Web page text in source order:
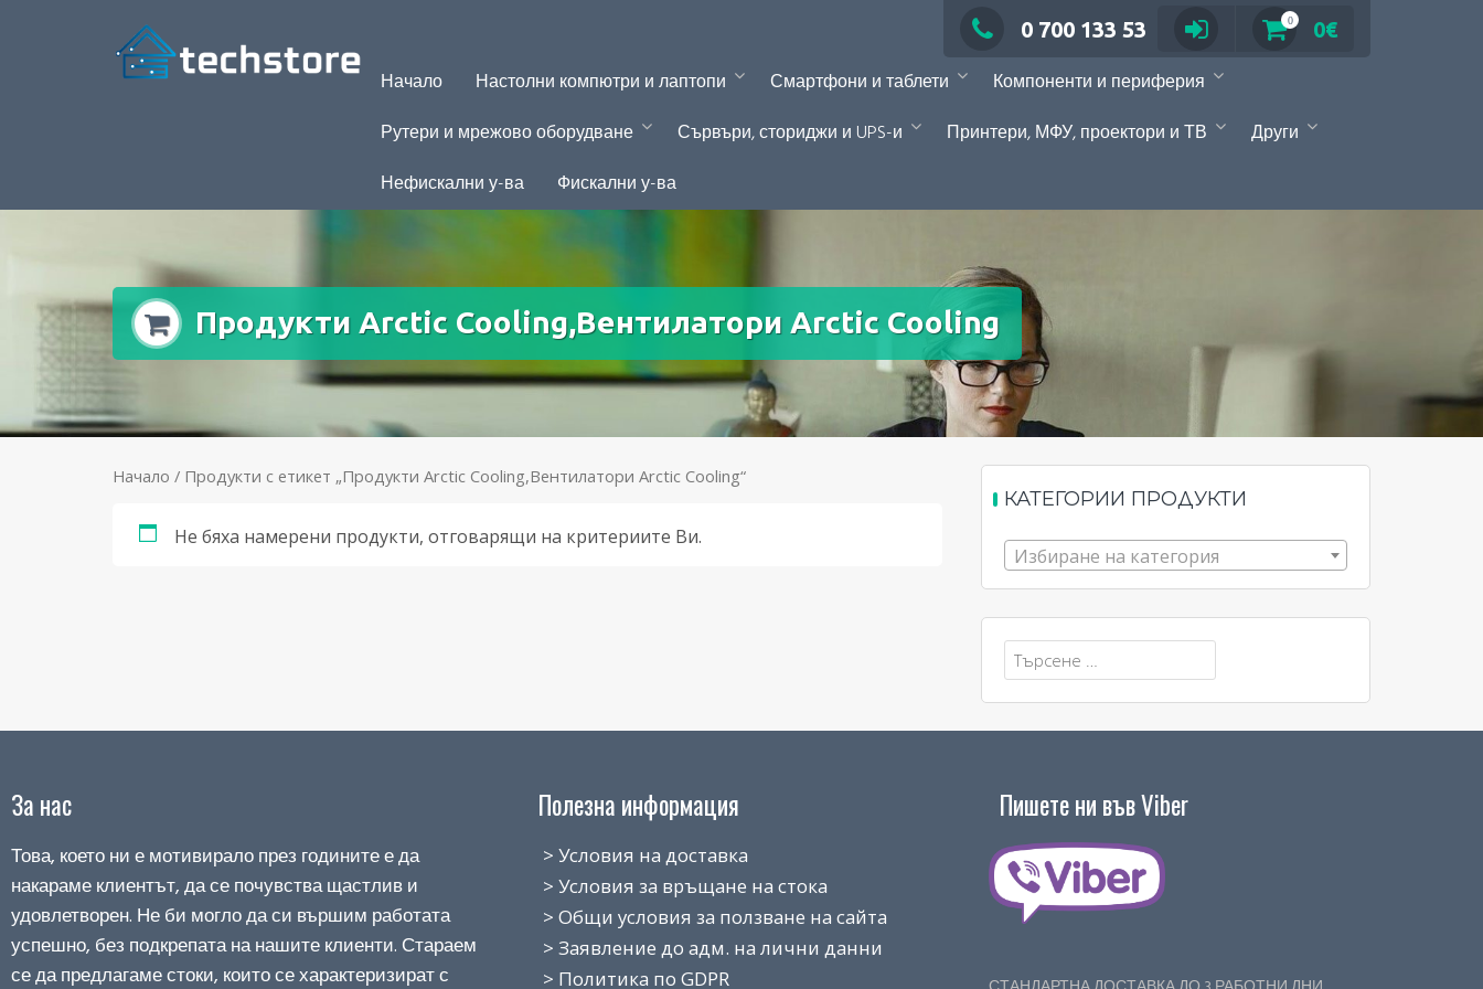
0 700 133 53 0 0€
Начало Настолни компютри и лаптопи Смартфони и таблети
Компоненти и периферия
Рутери и мрежово оборудване
Сървъри, сториджи и UPS-и Принтери, МФУ, проектори и ТВ
Други
Нефискални у-ва
Фискални у-ва
Продукти Arctic Cooling,Вентилатори Arctic Cooling
Начало / Продукти с етикет „Продукти Arctic Cooling,Вентилатори Arctic Cooling“
Не бяха намерени продукти, отговарящи на критериите Ви.
КАТЕГОРИИ ПРОДУКТИ
Избиране на категория
Търсене
за:
За нас
Това, което ни е мотивирало през годините е да
накараме клиентът, да се почувства щастлив и
удовлетворен. Не би могло да си вършим работата
успешно, без подкрепата на нашите клиенти. Стараем
се да предлагаме стоки, които се характеризират с
Полезна информация
> Условия на доставка
> Условия за връщане на стока
> Общи условия за ползване на сайта
> Заявление до адм. на лични данни
> Политика по GDPR
Пишете ни във Viber